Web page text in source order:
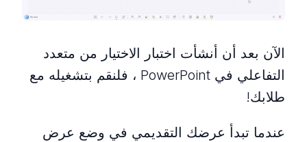
الآن بعد أن أنشأت اختبار الاختيار من متعدد
التفاعلي في PowerPoint ، فلنقم بتشغيله مع
طلابك!
عندما تبدأ عرضك التقديمي في وضع عرض